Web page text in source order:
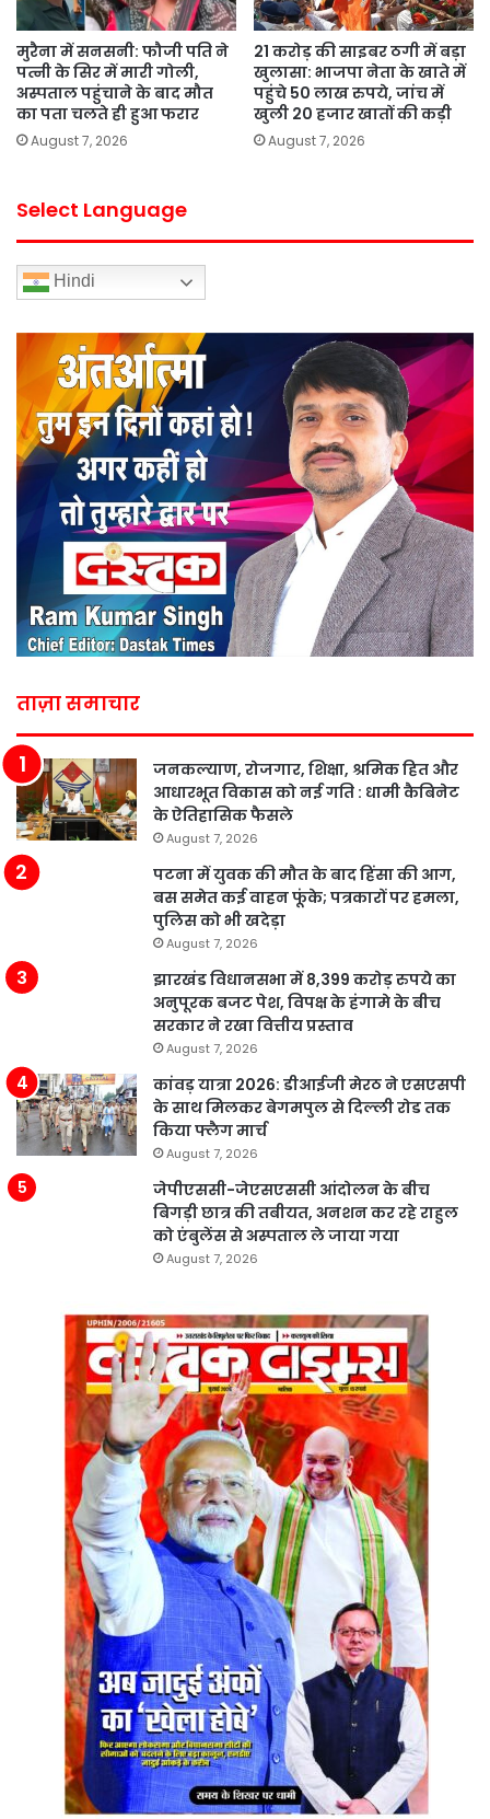
मुरैना में सनसनी: फौजी पति ने
पत्नी के सिर में मारी गोली,
अस्पताल पहुंचाने के बाद मौत
का पता चलते ही हुआ फरार
August 7, 2026
21 करोड़ की साइबर ठगी में बड़ा
खुलासा: भाजपा नेता के खाते में
पहुंचे 50 लाख रुपये, जांच में
खुली 20 हजार खातों की कड़ी
August 7, 2026
Select Language
Hindi
ताज़ा समाचार
जनकल्याण, रोजगार, शिक्षा, श्रमिक हित और
आधारभूत विकास को नई गति : धामी कैबिनेट
के ऐतिहासिक फैसले
August 7, 2026
पटना में युवक की मौत के बाद हिंसा की आग,
बस समेत कई वाहन फूंके; पत्रकारों पर हमला,
पुलिस को भी खदेड़ा
August 7, 2026
झारखंड विधानसभा में 8,399 करोड़ रुपये का
अनुपूरक बजट पेश, विपक्ष के हंगामे के बीच
सरकार ने रखा वित्तीय प्रस्ताव
August 7, 2026
कांवड़ यात्रा 2026: डीआईजी मेरठ ने एसएसपी
के साथ मिलकर बेगमपुल से दिल्ली रोड तक
किया फ्लैग मार्च
August 7, 2026
जेपीएससी-जेएसएससी आंदोलन के बीच
बिगड़ी छात्र की तबीयत, अनशन कर रहे राहुल
को एंबुलेंस से अस्पताल ले जाया गया
August 7, 2026